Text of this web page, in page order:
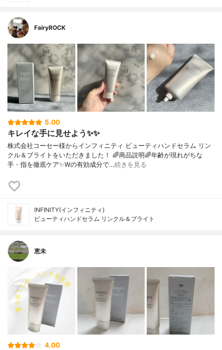
FairyROCK
5.00
キレイな手に見せよう✨✨
株式会社コーセー様からインフィニティ ビューティハンドセラム リン
クル＆ブライトをいただきました！ 🌈商品説明🌈年齢が現れがちな
手・指を徹底ケア✨Wの有効成分で…続きを見る
INFINITY(インフィニティ)
ビューティハンドセラム リンクル＆ブライト
恵未
4.00